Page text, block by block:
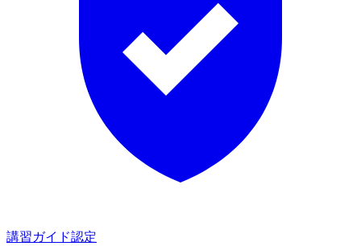
講習ガイド認定